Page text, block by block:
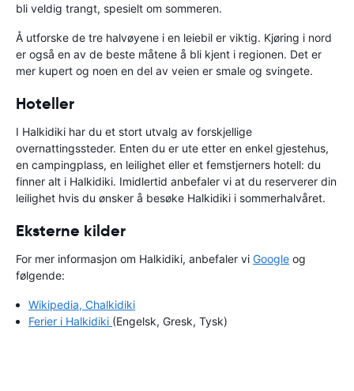
bli veldig trangt, spesielt om sommeren.
Å utforske de tre halvøyene i en leiebil er viktig. Kjøring i nord
er også en av de beste måtene å bli kjent i regionen. Det er
mer kupert og noen en del av veien er smale og svingete.
Hoteller
I Halkidiki har du et stort utvalg av forskjellige
overnattingssteder. Enten du er ute etter en enkel gjestehus,
en campingplass, en leilighet eller et femstjerners hotell: du
finner alt i Halkidiki. Imidlertid anbefaler vi at du reserverer din
leilighet hvis du ønsker å besøke Halkidiki i sommerhalvåret.
Eksterne kilder
For mer informasjon om Halkidiki, anbefaler vi Google og
følgende:
Wikipedia, Chalkidiki
Ferier i Halkidiki (Engelsk, Gresk, Tysk)